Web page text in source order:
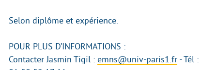
Selon diplôme et expérience.
POUR PLUS D’INFORMATIONS :
Contacter Jasmin Tigil : emns@univ-paris1.fr - Tél :